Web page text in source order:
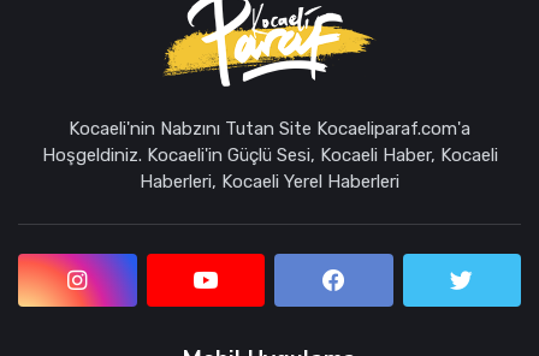
Kocaeli'nin Nabzını Tutan Site Kocaeliparaf.com'a
Hoşgeldiniz. Kocaeli'in Güçlü Sesi, Kocaeli Haber, Kocaeli
Haberleri, Kocaeli Yerel Haberleri